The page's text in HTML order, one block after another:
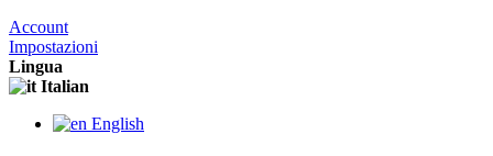
Account
Impostazioni
Lingua
Italian
English